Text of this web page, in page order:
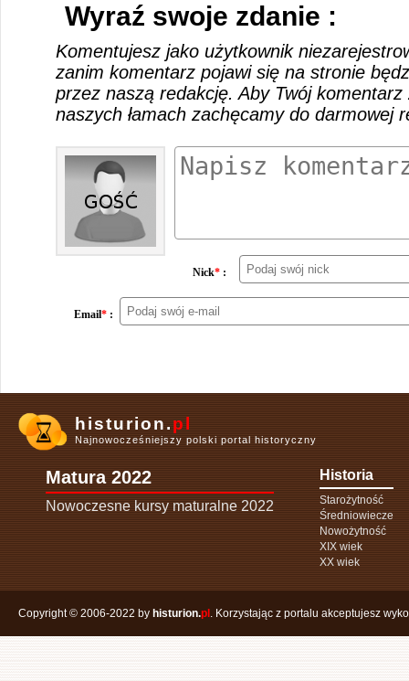
Wyraź swoje zdanie :
Komentujesz jako użytkownik
zanim komentarz pojawi się na stronie
przez naszą redakcję. Aby Twój
naszych łamach zachęcamy do darmowej
Nick* :
Email* :
histurion.pl
Najnowocześniejszy polski portal historyczny
Matura 2022
Nowoczesne kursy maturalne 2022
Historia
Starożytność
Średniowiecze
Nowożytność
XIX wiek
XX wiek
Copyright © 2006-2022 by histurion.pl . Korzystając z portalu akceptujesz